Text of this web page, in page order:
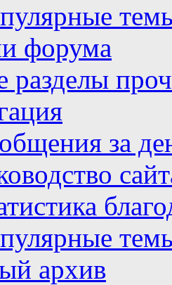
форума
разделы
за
архив